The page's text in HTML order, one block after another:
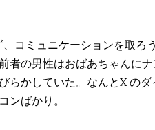
コミュニケーションを取ろ
者の男性はおばあちゃんに
らかしていた。なんとX のダ
ンばかり。